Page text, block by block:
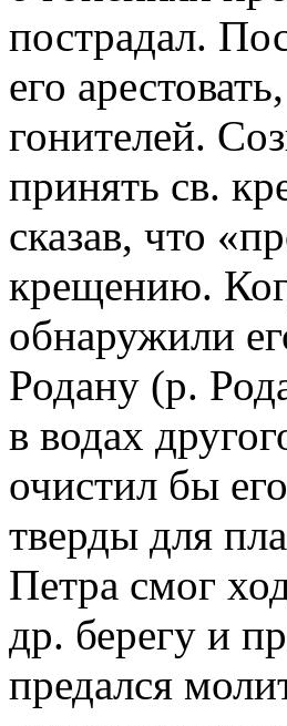
пострадал.
его
гонителей.
принять св.
сказав, что
крещению.
обнаружили
Родану (р.
в водах
очистил бы
тверды для
Петра смог
др. берегу и
предался